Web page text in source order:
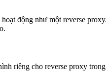
động như một reverse
riêng cho reverse proxy